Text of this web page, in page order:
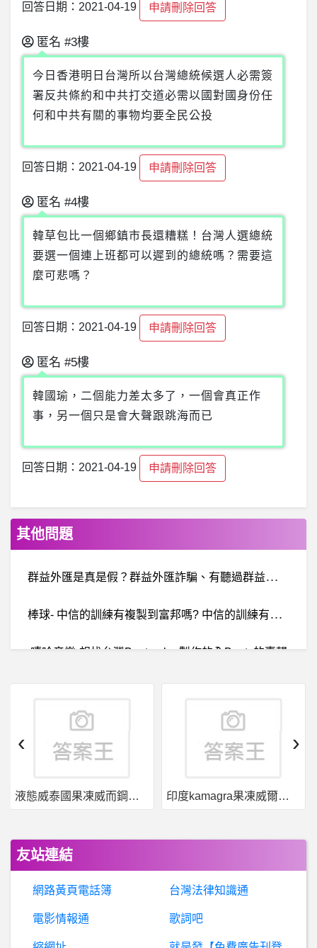
回答日期：2021-04-19 申請刪除回答
匿名 #3樓
今日香港明日台灣所以台灣總統候選人必需簽
署反共條約和中共打交道必需以國對國身份任
何和中共有關的事物均要全民公投
回答日期：2021-04-19 申請刪除回答
匿名 #4樓
韓草包比一個鄉鎮市長還糟糕！台灣人選總統
要選一個連上班都可以遲到的總統嗎？需要這
麼可悲嗎？
回答日期：2021-04-19 申請刪除回答
匿名 #5樓
韓國瑜，二個能力差太多了，一個會真正作
事，另一個只是會大聲跟跳海而已
回答日期：2021-04-19 申請刪除回答
其他問題
群
益外匯是真是假？群益外匯詐騙、有聽過群益外匯的嗎？Global PayMents詐騙、有被群益外匯（Global PayMents） 騙錢的嗎？已經證實群益外匯是詐騙、三立國際是詐騙
棒
球- 中信的訓練有複製到富邦嗎? 中信的訓練有複製到富邦嗎?
嘻哈音樂-想找台灣Beatmaker製作的全Beats的專輯
希
洽- 男聲優配女角是不是很難？ 男聲優配女角是不是很難？
BaseballXXXX- 平野簽複數年喔 平野簽複數年喔
BaseballXXXX- 大餅？獸醫系？ 大餅？獸醫系？
Flash- 關於flash中的幻燈片
液態威泰國果凍威而鋼哪裡買 印度kamagra果凍威爾剛用於治療男性勃起功能障礙
‹ ›
友站連結
網路黃頁電話簿 台灣法律知識通
電影情報通 歌詞吧